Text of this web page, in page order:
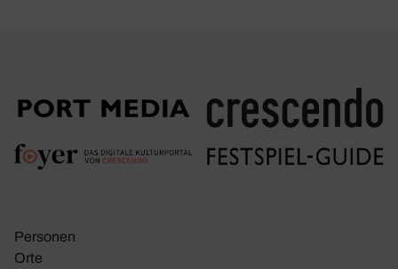
Personen
Orte